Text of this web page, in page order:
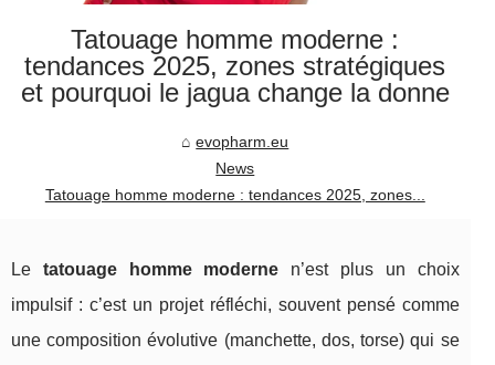
Tatouage homme moderne :
tendances 2025, zones stratégiques
et pourquoi le jagua change la donne
evopharm.eu
News
Tatouage homme moderne : tendances 2025, zones...
Le tatouage homme moderne n’est plus un choix
impulsif : c’est un projet réfléchi, souvent pensé comme
une composition évolutive (manchette, dos, torse) qui se